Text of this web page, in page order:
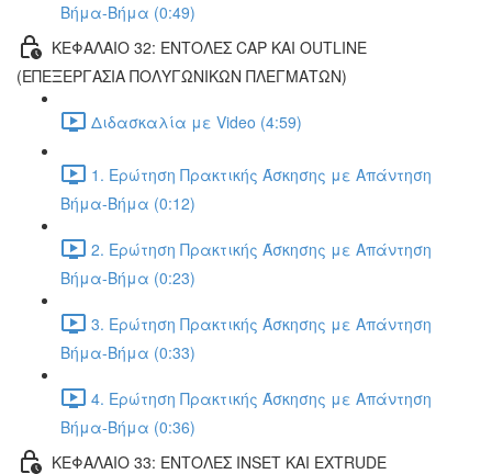
Βήμα-Βήμα (0:49)
ΚΕΦΑΛΑΙΟ 32: ΕΝΤΟΛΕΣ CAP ΚΑΙ OUTLINE
(ΕΠΕΞΕΡΓΑΣΙΑ ΠΟΛΥΓΩΝΙΚΩΝ ΠΛΕΓΜΑΤΩΝ)
Διδασκαλία με Video (4:59)
1. Ερώτηση Πρακτικής Άσκησης με Απάντηση
Βήμα-Βήμα (0:12)
2. Ερώτηση Πρακτικής Άσκησης με Απάντηση
Βήμα-Βήμα (0:23)
3. Ερώτηση Πρακτικής Άσκησης με Απάντηση
Βήμα-Βήμα (0:33)
4. Ερώτηση Πρακτικής Άσκησης με Απάντηση
Βήμα-Βήμα (0:36)
ΚΕΦΑΛΑΙΟ 33: ΕΝΤΟΛΕΣ INSET ΚΑΙ EXTRUDE